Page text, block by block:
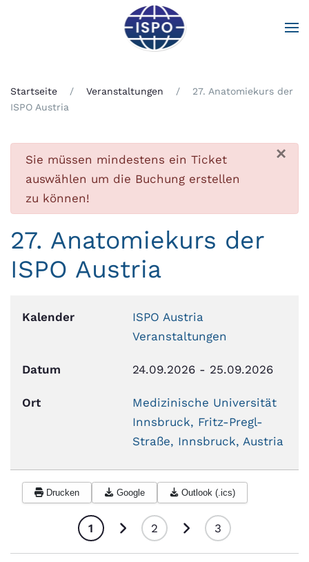
Zum Hauptinhalt springen
Startseite Veranstaltungen
27. Anatomiekurs der
ISPO Austria
×
Fehler
Sie müssen mindestens ein Ticket
auswählen um die Buchung erstellen
zu können!
27. Anatomiekurs der
ISPO Austria
Kalender
ISPO Austria
Veranstaltungen
Datum 24.09.2026 - 25.09.2026
Ort
Medizinische Universität
Innsbruck, Fritz-Pregl-
Straße, Innsbruck, Austria
Drucken Google Outlook (.ics)
1 2 3